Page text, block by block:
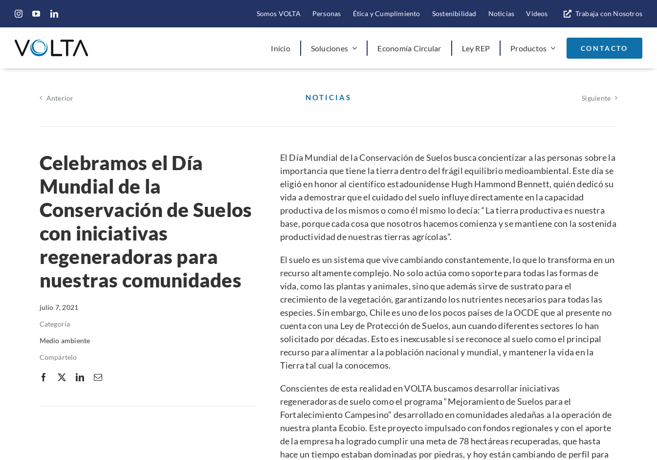
Somos VOLTA Personas Ética y Cumplimiento Sostenibilidad Noticias Videos Trabaja con Nosotros
Inicio Soluciones Economía Circular Ley REP Productos CONTACTO
NOTICIAS
Anterior Siguiente
Celebramos el Día
Mundial de la
Conservación de Suelos
con iniciativas
regeneradoras para
nuestras comunidades
julio 7, 2021
Categoría
Medio ambiente
Compártelo
El Día Mundial de la Conservación de Suelos busca concientizar a las personas sobre la
importancia que tiene la tierra dentro del frágil equilibrio medioambiental. Este día se
eligió en honor al científico estadounidense Hugh Hammond Bennett, quién dedicó su
vida a demostrar que el cuidado del suelo influye directamente en la capacidad
productiva de los mismos o como él mismo lo decía: “La tierra productiva es nuestra
base, porque cada cosa que nosotros hacemos comienza y se mantiene con la sostenida
productividad de nuestras tierras agrícolas”.
El suelo es un sistema que vive cambiando constantemente, lo que lo transforma en un
recurso altamente complejo. No solo actúa como soporte para todas las formas de
vida, como las plantas y animales, sino que además sirve de sustrato para el
crecimiento de la vegetación, garantizando los nutrientes necesarios para todas las
especies. Sin embargo, Chile es uno de los pocos países de la OCDE que al presente no
cuenta con una Ley de Protección de Suelos, aun cuando diferentes sectores lo han
solicitado por décadas. Esto es inexcusable si se reconoce al suelo como el principal
recurso para alimentar a la población nacional y mundial, y mantener la vida en la
Tierra tal cual la conocemos.
Conscientes de esta realidad en VOLTA buscamos desarrollar iniciativas
regeneradoras de suelo como el programa “Mejoramiento de Suelos para el
Fortalecimiento Campesino” desarrollado en comunidades aledañas a la operación de
nuestra planta Ecobio. Este proyecto impulsado con fondos regionales y con el aporte
de la empresa ha logrado cumplir una meta de 78 hectáreas recuperadas, que hasta
hace un tiempo estaban dominadas por piedras, y hoy están cambiando de perfil para